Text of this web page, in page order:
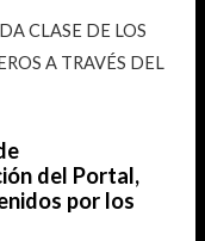
CLASE DE LOS
A TRAVÉS DEL
del Portal,
por los